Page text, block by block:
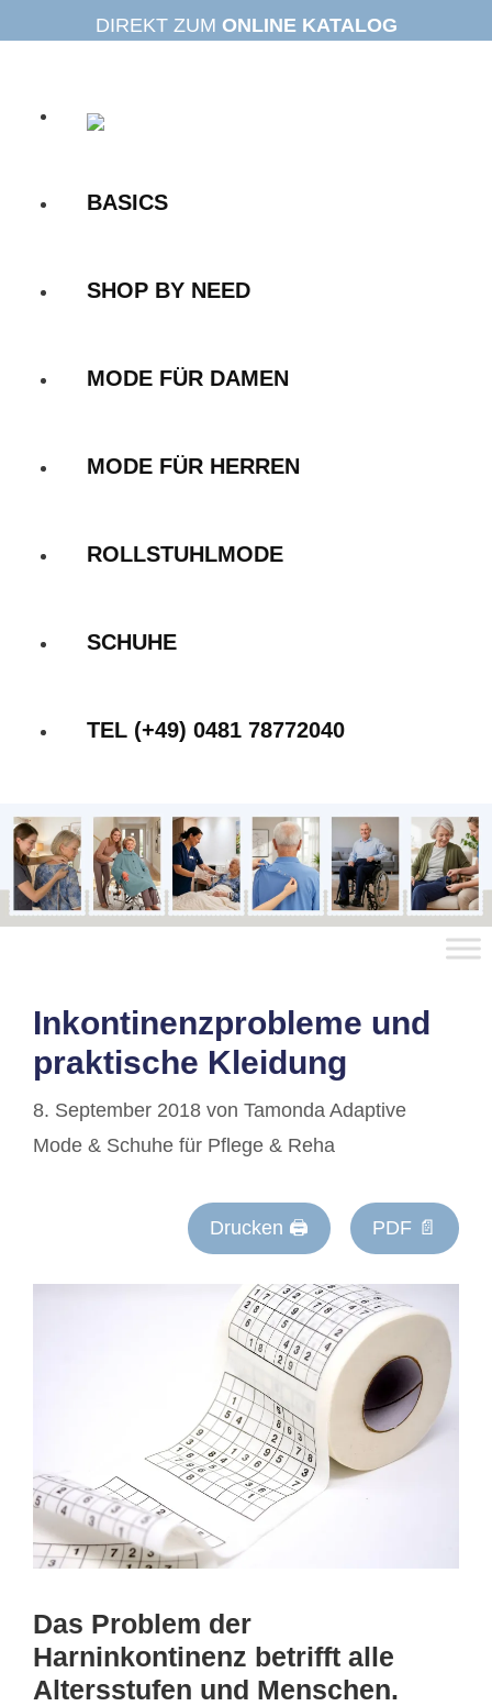
Inhalt
DIREKT ZUM ONLINE KATALOG
BASICS
SHOP BY NEED
MODE FÜR DAMEN
MODE FÜR HERREN
ROLLSTUHLMODE
SCHUHE
TEL (+49) 0481 78772040
Inkontinenzprobleme und
praktische Kleidung
8. September 2018 von Tamonda Adaptive
Mode & Schuhe für Pflege & Reha
Drucken 🖨 PDF 📄
Das Problem der
Harninkontinenz betrifft alle
Altersstufen und Menschen.